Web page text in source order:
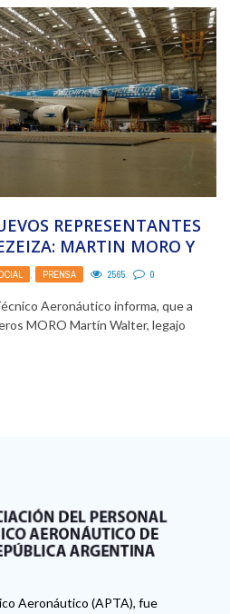
REPRESENTANTES
MARTIN MORO Y
PRENSA 2565 0
Aeronáutico informa, que a
MORO Martín Walter, legajo
Aeronáutico (APTA), fue